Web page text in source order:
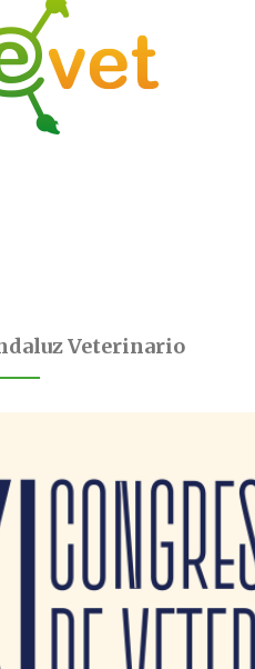
Veterinario